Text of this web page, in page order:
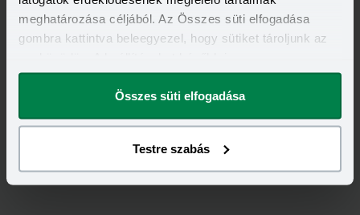
meghatározása céljából. Az Összes süti elfogadása
gombra kattintva beleegyezel, hogy sütiket tároljunk az
megváltoztathatod.
Összes süti elfogadása
Testre szabás
Kapcsolódó címkék
ÖNKÉNTES NYUGDÍJPÉNZTÁR
NYUGDÍJ ELŐTAKARÉKOSSÁG